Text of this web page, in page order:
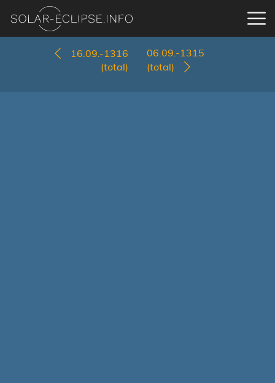
16.09.-1316
(total)
06.09.-1315
(total)